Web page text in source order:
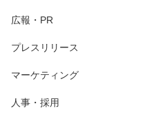
広報・PR
プレスリリース
マーケティング
人事・採用